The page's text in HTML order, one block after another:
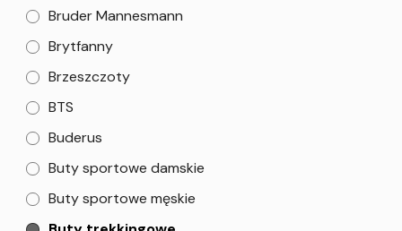
Bruder Mannesmann
Brytfanny
Brzeszczoty
BTS
Buderus
Buty sportowe damskie
Buty sportowe męskie